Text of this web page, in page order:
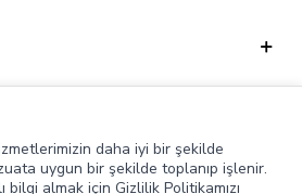
daha iyi bir şekilde
uygun bir şekilde toplanıp işlenir.
bilgi almak için Gizlilik Politikamızı